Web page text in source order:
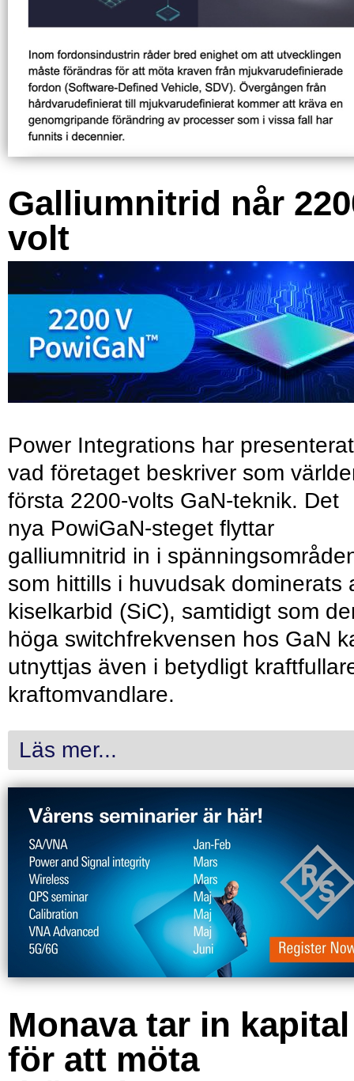
Galliumnitrid når
volt
Power Integrations har presenterat
vad företaget beskriver som
första 2200-volts GaN-teknik. Det
nya PowiGaN-steget flyttar
galliumnitrid in i
som hittills i huvudsak dominerats
kiselkarbid (SiC), samtidigt som
höga switchfrekvensen hos GaN
utnyttjas även i betydligt
kraftomvandlare.
Läs mer...
Monava tar in kapital
för att möta